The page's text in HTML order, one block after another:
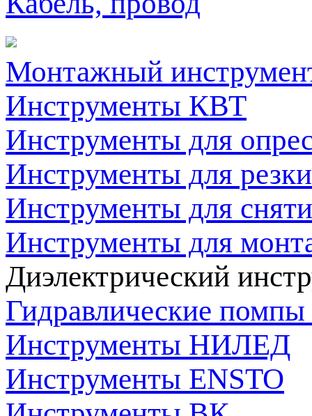
Монтажный
Инструменты КВТ
Инструменты для
Инструменты для
Инструменты для
Инструменты для
Диэлектрический
Гидравлические
Инструменты НИЛЕД
Инструменты ENSTO